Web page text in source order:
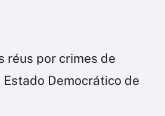
réus por crimes de
Democrático de